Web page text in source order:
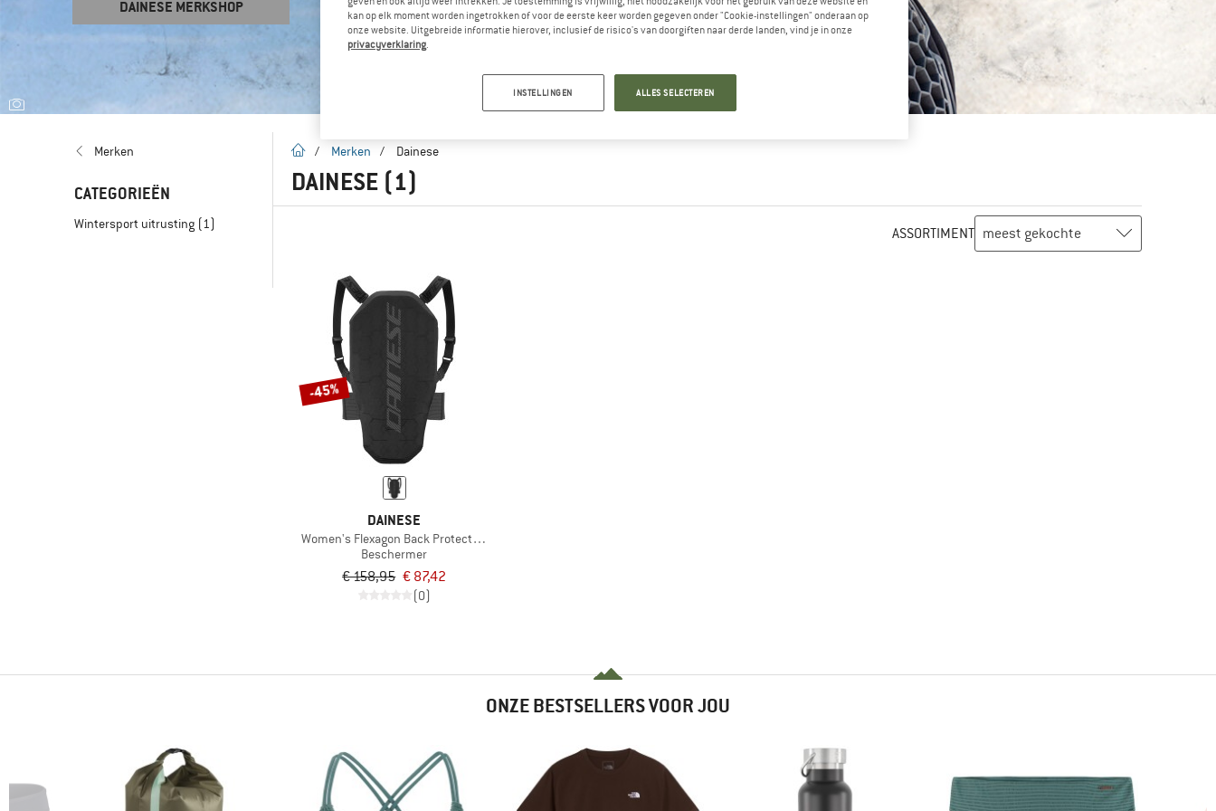
DAINESE MERKSHOP
Merken
CATEGORIEËN
Wintersport uitrusting (1)
Startpagina
/ Merken / Dainese
DAINESE (1)
ASSORTIMENT
-45%
DAINESE
Women's Flexagon Back Protector 2
Beschermer
€ 158,95 € 87,42
(0)
ONZE BESTSELLERS VOOR JOU
kan op elk moment worden ingetrokken of voor de eerste keer worden gegeven onder "Cookie-instellingen" onderaan op
onze website. Uitgebreide informatie hierover, inclusief de risico's van doorgiften naar derde landen, vind je in onze
privacyverklaring
INSTELLINGEN ALLES SELECTEREN